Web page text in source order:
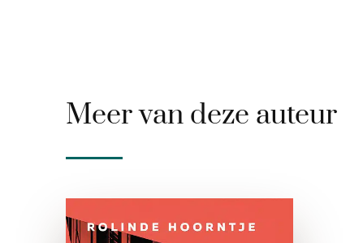
Meer van deze auteur